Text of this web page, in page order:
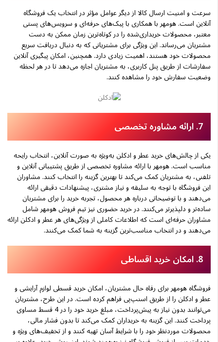
سرعت و امنیت ارسال کالا از دیگر عوامل مؤثر در انتخاب یک فروشگاه
آنلاین است. هومهر با همکاری با پیک‌های حرفه‌ای و سرویس‌های پستی
معتبر، محصولات خریداری‌شده را در کوتاه‌ترین زمان ممکن به دست
مشتریان می‌رساند. این ویژگی برای مشتریانی که به دنبال دریافت سریع
محصولات خود هستند، اهمیت زیادی دارد. همچنین، امکان پیگیری آنلاین
سفارشات از طریق پنل کاربری، به مشتریان اجازه می‌دهد تا در هر لحظه
وضعیت سفارش خود را مشاهده کنند.
7. ارائه مشاوره تخصصی
یکی از چالش‌های خرید عطر و ادکلن به‌ویژه به صورت آنلاین، انتخاب رایحه
مناسب است. هومهر با ارائه مشاوره تخصصی از طریق پشتیبانی آنلاین و
تلفنی، به مشتریان کمک می‌کند تا بهترین گزینه را انتخاب کنند. مشاوران
این فروشگاه با توجه به سلیقه و نیاز مشتری، پیشنهادات دقیقی ارائه
می‌دهند و با توضیحاتی درباره هر محصول، تجربه خرید را برای مشتریان
ساده‌تر و دلپذیرتر می‌کنند. در خرید حضوری نیز تیم فروش هومهر شامل
مشاوران حرفه‌ای است که اطلاعات کاملی از ویژگی‌های هر عطر و ادکلن ارائه
می‌دهند و در انتخاب مناسب‌ترین گزینه به شما کمک می‌کنند.
8. امکان خرید اقساطی
فروشگاه هومهر برای رفاه حال مشتریان، امکان خرید قسطی لوازم آرایشی و
عطر و ادکلن را از طریق اسنپ‌پی فراهم کرده است. در این طرح، مشتریان
می‌توانند بدون نیاز به پیش‌پرداخت، مبلغ خرید خود را در 4 قسط مساوی
پرداخت کنند. این گزینه به خریداران کمک می‌کند تا بدون فشار مالی،
محصولات موردنظر خود را با شرایط آسان تهیه کنند و از تخفیف‌های ویژه و